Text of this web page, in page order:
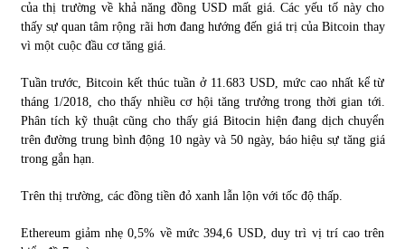
của thị trường về khả năng đồng USD mất giá. Các yếu tố này cho
thấy sự quan tâm rộng rãi hơn đang hướng đến giá trị của Bitcoin thay
vì một cuộc đầu cơ tăng giá.
Tuần trước, Bitcoin kết thúc tuần ở 11.683 USD, mức cao nhất kể từ
tháng 1/2018, cho thấy nhiều cơ hội tăng trưởng trong thời gian tới.
Phân tích kỹ thuật cũng cho thấy giá Bitocin hiện đang dịch chuyển
trên đường trung bình động 10 ngày và 50 ngày, báo hiệu sự tăng giá
trong gắn hạn.
Trên thị trường, các đồng tiền đỏ xanh lẫn lộn với tốc độ thấp.
Ethereum giảm nhẹ 0,5% về mức 394,6 USD, duy trì vị trí cao trên